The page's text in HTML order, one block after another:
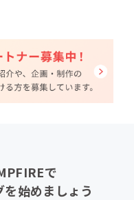
で
始めましょう